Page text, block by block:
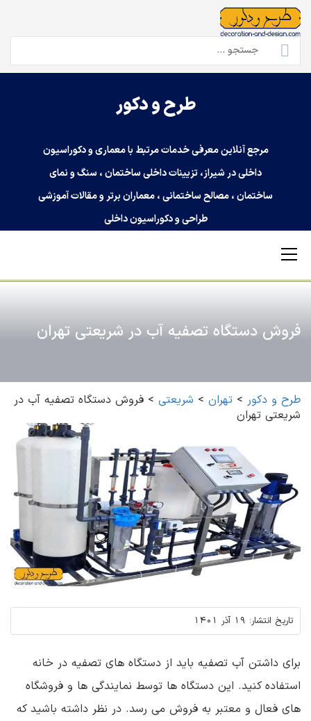
Skip
content
جستجو
برای:
طرح و دکور
مرجع آنلاین معرفی خدمات مرتبط با معماری و دکوراسیون
داخلی در شیراز، تزیینات داخلی ساختمان ، سنگ و نمای
ساختمان ، مصالح ساختمانی ، معماران برتر و مقالات آموزشی
طراحی و دکوراسیون داخلی
فروش دستگاه تصفیه آب در شریعتی تهران
طرح و دکور > تهران > شریعتی > فروش دستگاه تصفیه آب در
شریعتی تهران
تاریخ انتشار: 19 آذر 1401
برای داشتن آب تصفیه باید از دستگاه های تصفیه در خانه
استفاده کنید. این دستگاه ها توسط نمایندگی ها و فروشگاه
های فعال و معتبر به فروش می رسد. در نظر داشته باشید که